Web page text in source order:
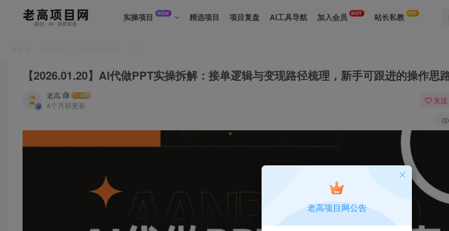
实操项目 NEW 精选项目 项目复盘 AI工具导航 加入会员 HOT 站长私教 VIP
【2026.01.20】AI代做PPT实操拆解：接单逻辑与变现路径梳理，新手可跟进的操作思
老高
4个月前更新
关注
老高项目网公告